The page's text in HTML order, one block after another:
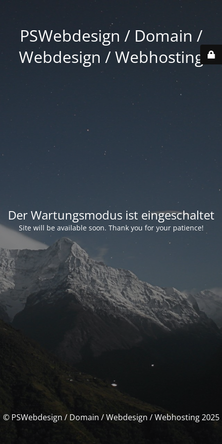
PSWebdesign / Domain /
Webdesign / Webhosting
Der Wartungsmodus ist eingeschaltet
Site will be available soon. Thank you for your patience!
© PSWebdesign / Domain / Webdesign / Webhosting 2025